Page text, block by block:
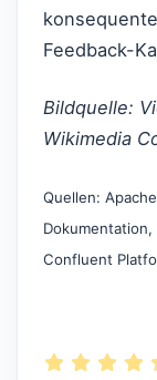
Feedback-
Bildquelle:
Wikimedia
Quellen:
Dokumentation,
Confluent